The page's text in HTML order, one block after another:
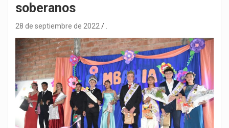
soberanos
28 de septiembre de 2022